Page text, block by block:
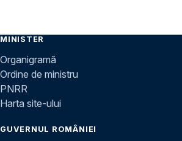
MINISTER
Organigramă
Ordine de ministru
PNRR
Harta site-ului
GUVERNUL ROMÂNIEI